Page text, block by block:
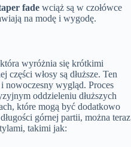
fade wciąż są w czołówce
na modę i wygodę.
wyróżnia się krótkimi
części włosy są dłuższe. Ten
nowoczesny wygląd. Proces
oddzieleniu dłuższych
które mogą być dodatkowo
górnej partii, można teraz
takimi jak: